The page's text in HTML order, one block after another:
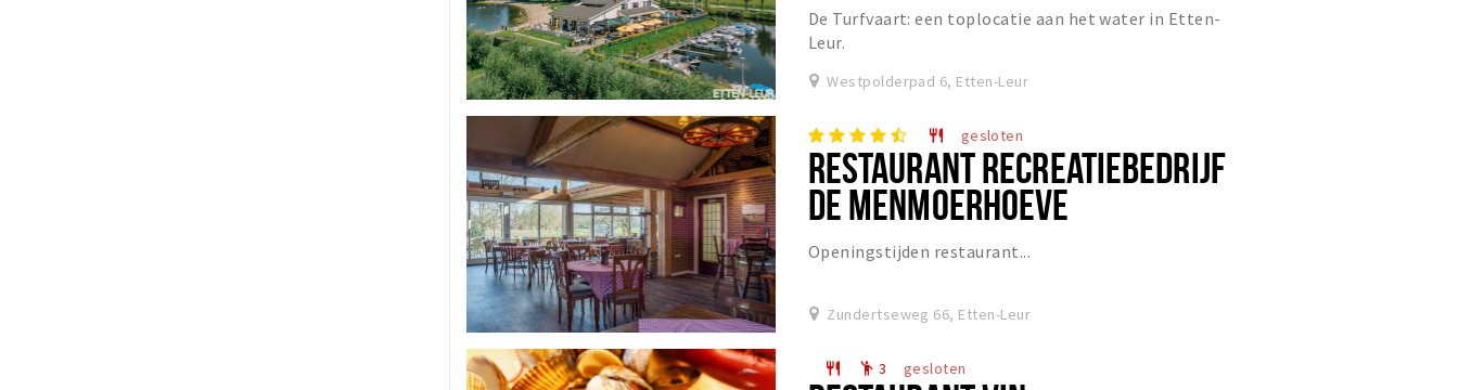
De Turfvaart: een toplocatie aan het water in Etten-
Leur.
Westpolderpad 6, Etten-Leur
restaurant gesloten
RESTAURANT RECREATIEBEDRIJF
DE MENMOERHOEVE
Openingstijden restaurant...
Zundertseweg 66, Etten-Leur
restaurant emoji_people 3 gesloten